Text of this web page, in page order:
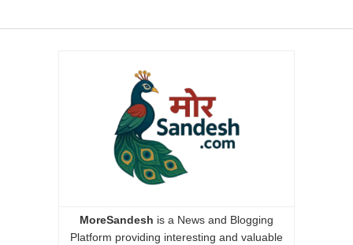
MoreSandesh is a News and Blogging
Platform providing interesting and valuable